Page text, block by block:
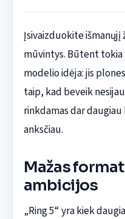
Įsivaizduokite
mūvintys. Būtent tokia
modelio idėja: jis
taip, kad beveik
rinkdamas dar
anksčiau.
Mažas
ambicijos
„Ring 5“ yra kiek